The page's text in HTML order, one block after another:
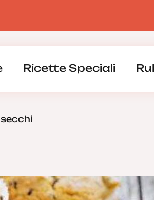
Ricette Speciali